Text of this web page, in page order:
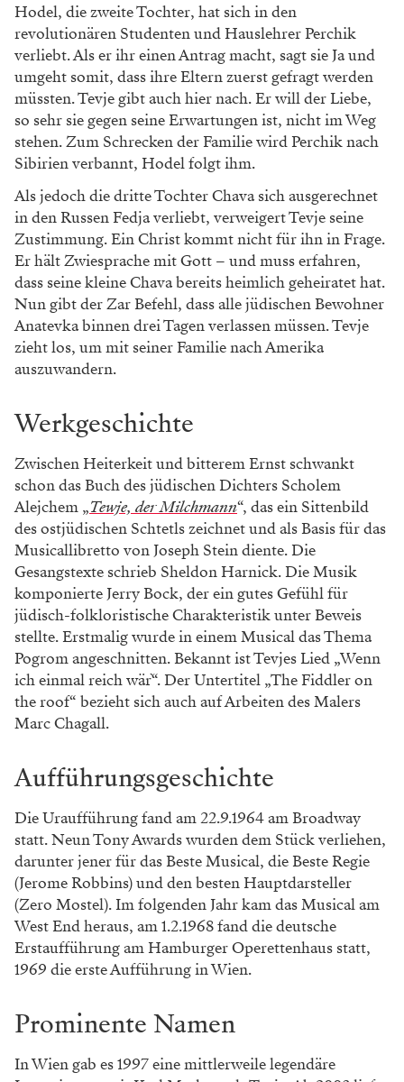
Hodel, die zweite Tochter, hat sich in den
revolutionären Studenten und Hauslehrer Perchik
verliebt. Als er ihr einen Antrag macht, sagt sie Ja und
umgeht somit, dass ihre Eltern zuerst gefragt werden
müssten. Tevje gibt auch hier nach. Er will der Liebe,
so sehr sie gegen seine Erwartungen ist, nicht im Weg
stehen. Zum Schrecken der Familie wird Perchik nach
Sibirien verbannt, Hodel folgt ihm.
Als jedoch die dritte Tochter Chava sich ausgerechnet
in den Russen Fedja verliebt, verweigert Tevje seine
Zustimmung. Ein Christ kommt nicht für ihn in Frage.
Er hält Zwiesprache mit Gott – und muss erfahren,
dass seine kleine Chava bereits heimlich geheiratet hat.
Nun gibt der Zar Befehl, dass alle jüdischen Bewohner
Anatevka binnen drei Tagen verlassen müssen. Tevje
zieht los, um mit seiner Familie nach Amerika
auszuwandern.
Werkgeschichte
Zwischen Heiterkeit und bitterem Ernst schwankt
schon das Buch des jüdischen Dichters Scholem
Alejchem „Tewje, der Milchmann“, das ein Sittenbild
des ostjüdischen Schtetls zeichnet und als Basis für das
Musicallibretto von Joseph Stein diente. Die
Gesangstexte schrieb Sheldon Harnick. Die Musik
komponierte Jerry Bock, der ein gutes Gefühl für
jüdisch-folkloristische Charakteristik unter Beweis
stellte. Erstmalig wurde in einem Musical das Thema
Pogrom angeschnitten. Bekannt ist Tevjes Lied „Wenn
ich einmal reich wär`“. Der Untertitel „The Fiddler on
the roof“ bezieht sich auch auf Arbeiten des Malers
Marc Chagall.
Aufführungsgeschichte
Die Uraufführung fand am 22.9.1964 am Broadway
statt. Neun Tony Awards wurden dem Stück verliehen,
darunter jener für das Beste Musical, die Beste Regie
(Jerome Robbins) und den besten Hauptdarsteller
(Zero Mostel). Im folgenden Jahr kam das Musical am
West End heraus, am 1.2.1968 fand die deutsche
Erstaufführung am Hamburger Operettenhaus statt,
1969 die erste Aufführung in Wien.
Prominente Namen
In Wien gab es 1997 eine mittlerweile legendäre